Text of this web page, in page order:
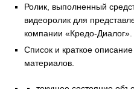
Ролик, выполненный
видеоролик для
компании «Кредо-Диалог».
Список и краткое
материалов.